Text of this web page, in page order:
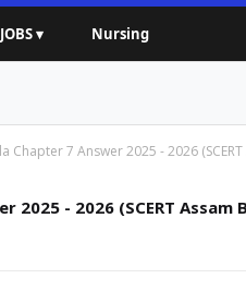
JOBS ▾ Nursing
Chapter 7 Answer 2025 - 2026
- 2026 (SCERT Assam